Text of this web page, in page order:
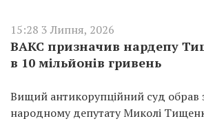
15:28 3 Липня, 2026
ВАКС призначив нардепу
в 10 мільйонів гривень
Вищий антикорупційний суд обрав
народному депутату Миколі